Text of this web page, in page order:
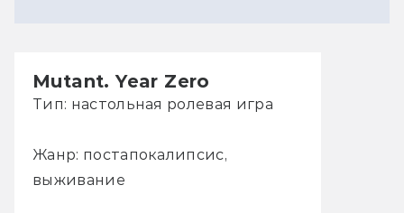
Mutant. Year Zero
Тип: настольная ролевая игра
Жанр: постапокалипсис,
выживание